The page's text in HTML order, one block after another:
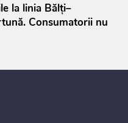
la linia Bălți–
Consumatorii nu